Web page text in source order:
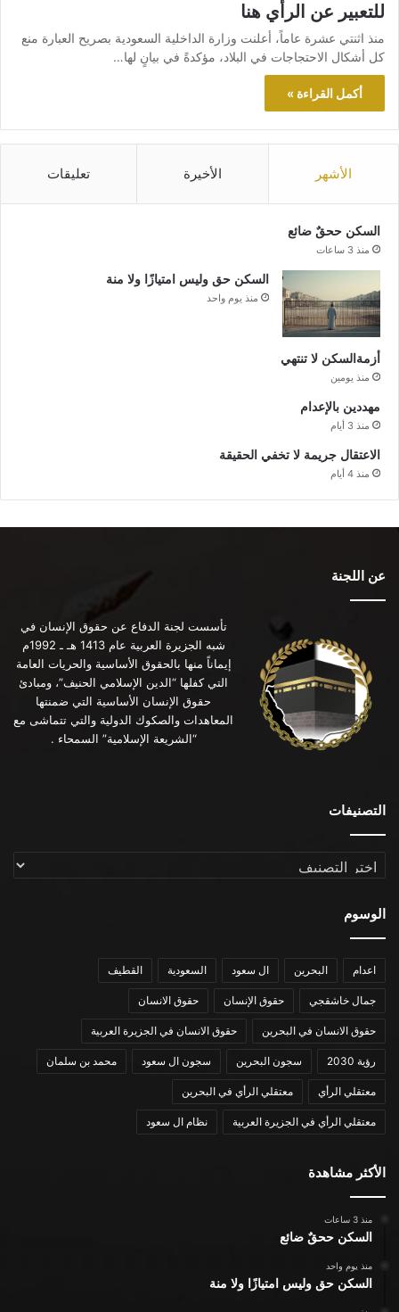
للتعبير عن الرأي هنا
منذ اثنتي عشرة عاماً، أعلنت وزارة الداخلية السعودية بصريح العبارة منع
كل أشكال الاحتجاجات في البلاد، مؤكدةً في بيانٍ لها…
أكمل القراءة »
الأشهر الأخيرة تعليقات
السكن ححقٌ ضائع
منذ 3 ساعات
السكن حق وليس امتيازًا ولا منة
منذ يوم واحد
أزمةالسكن لا تنتهي
منذ يومين
مهددين بالإعدام
منذ 3 أيام
الاعتقال جريمة لا تخفي الحقيقة
منذ 4 أيام
عن اللجنة
تأسست لجنة الدفاع عن حقوق الإنسان في
شبه الجزيرة العربية عام 1413 هـ ـ 1992م
إيماناً منها بالحقوق الأساسية والحريات العامة
التي كفلها “الدين الإسلامي الحنيف”، ومبادئ
حقوق الإنسان الأساسية التي ضمنتها
المعاهدات والصكوك الدولية والتي تتماشى مع
“الشريعة الإسلامية” السمحاء .
التصنيفات
التصنيفات
الوسوم
اعدام البحرين ال سعود السعودية القطيف
جمال خاشقجي حقوق الإنسان حقوق الانسان
حقوق الانسان في البحرين حقوق الانسان في الجزيرة العربية
رؤية 2030 سجون البحرين سجون ال سعود محمد بن سلمان
معتقلي الرأي معتقلي الرأي في البحرين
معتقلي الرأي في الجزيرة العربية نظام ال سعود
الأكثر مشاهدة
منذ 3 ساعات
السكن ححقٌ ضائع
منذ يوم واحد
السكن حق وليس امتيازًا ولا منة